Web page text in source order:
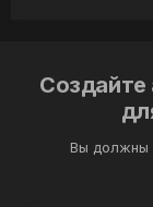
Создайте
Вы должны